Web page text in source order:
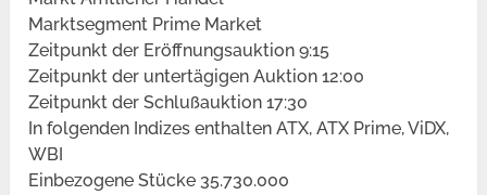
Marktsegment Prime Market
Zeitpunkt der Eröffnungsauktion 9:15
Zeitpunkt der untertägigen Auktion 12:00
Zeitpunkt der Schlußauktion 17:30
In folgenden Indizes enthalten ATX, ATX Prime, ViDX,
WBI
Einbezogene Stücke 35.730.000